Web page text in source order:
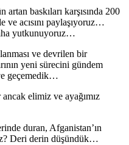
baskıları karşısında 200
acısını paylaşıyoruz…
yutkunuyoruz…
ve devrilen bir
yeni sürecini gündem
geçemedik…
elimiz ve ayağımız
duran, Afganistan’ın
Deri derin düşündük…